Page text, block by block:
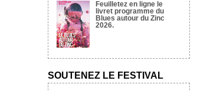
Feuilletez en ligne le
livret programme du
Blues autour du Zinc
2026.
SOUTENEZ LE FESTIVAL